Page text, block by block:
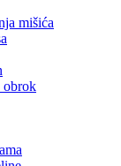
mišića
obrok